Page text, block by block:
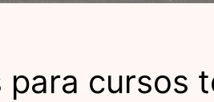
para cursos